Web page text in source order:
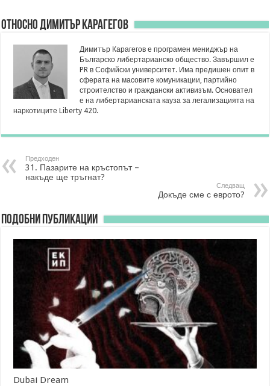
Относно Димитър Карагегов
Димитър Карагегов е програмен мениджър на
Българско либертарианско общество. Завършил е
PR в Софийски университет. Има предишен опит в
сферата на масовите комуникации, партийно
строителство и граждански активизъм. Основател
е на либертарианската кауза за легализацията на
наркотиците Liberty 420.
Предходен
31. Пазарите на кръстопът –
накъде ще тръгнат?
Следващ
Докъде сме с еврото?
Подобни публикации
Dubai Dream